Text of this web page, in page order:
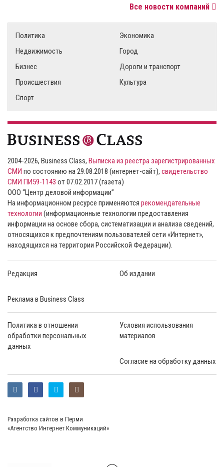
Все новости компаний
Политика
Экономика
Недвижимость
Город
Бизнес
Дороги и транспорт
Происшествия
Культура
Спорт
2004-2026, Business Class, Выписка из реестра зарегистрированных
СМИ по состоянию на 29.08.2018 (интернет-сайт), свидетельство
СМИ ПИ59-1143 от 07.02.2017 (газета)
ООО “Центр деловой информации”
На информационном ресурсе применяются рекомендательные
технологии (информационные технологии предоставления
информации на основе сбора, систематизации и анализа сведений,
относящихся к предпочтениям пользователей сети «Интернет»,
находящихся на территории Российской Федерации).
Редакция Об издании
Реклама в Business Class
Политика в отношении
обработки персональных
данных
Условия использования
материалов
Согласие на обработку данных
Разработка сайтов в Перми
«Агентство Интернет Коммуникаций»